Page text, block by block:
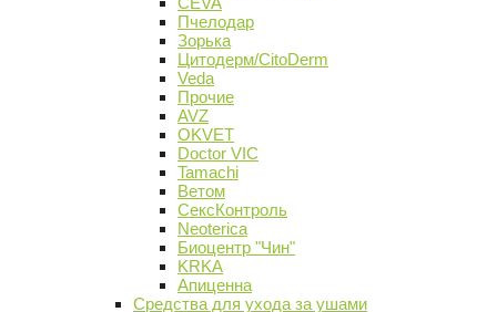
Пчелодар
Зорька
Цитодерм/CitoDerm
Veda
Прочие
AVZ
OKVET
Doctor VIC
Tamachi
Ветом
СексКонтроль
Neoterica
Биоцентр "Чин"
KRKA
Апиценна
Средства для ухода за ушами